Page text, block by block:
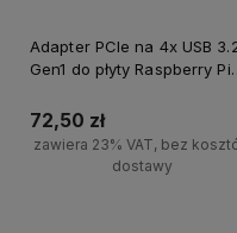
Adapter PCIe na 4x USB
Gen1 do płyty Raspberry Pi
72,50 zł
zawiera 23% VAT, bez
dostawy